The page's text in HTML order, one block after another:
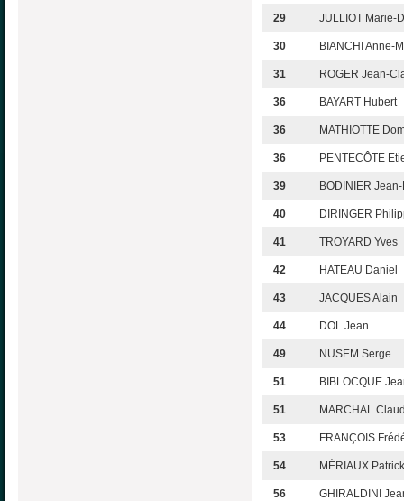
29 JULLIOT Marie-
30 BIANCHI Anne-
31 ROGER Jean-
36 BAYART Hubert
36 MATHIOTTE
36 PENTECÔTE
39 BODINIER
40 DIRINGER
41 TROYARD Yves
42 HATEAU Daniel
43 JACQUES Alain
44 DOL Jean
49 NUSEM Serge
51 BIBLOCQUE
51 MARCHAL
53 FRANÇOIS
54 MÉRIAUX Patrick
56 GHIRALDINI